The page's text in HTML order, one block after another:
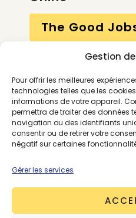
Gestion
Pour offrir les meilleures
technologies telles que les
informations de votre appareil.
permettra de traiter des données
navigation ou des identifiants
consentir ou de retirer votre
négatif sur certaines
Gérer les services
The Good
Compte
Calendrier
Contactez-nous